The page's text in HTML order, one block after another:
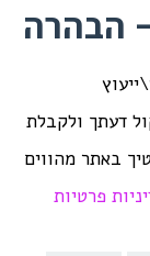
הבהרה
דעתך ולקבלת
באתר מהווים
פרטיות